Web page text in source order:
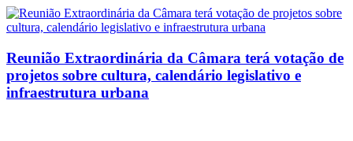
Reunião Extraordinária da Câmara terá votação de
projetos sobre cultura, calendário legislativo e
infraestrutura urbana